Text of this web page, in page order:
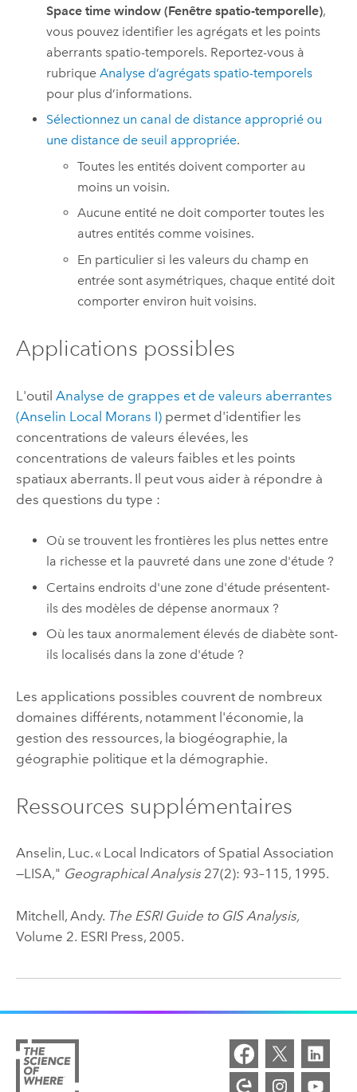
Space time window (Fenêtre spatio-temporelle),
vous pouvez identifier les agrégats et les points
aberrants spatio-temporels. Reportez-vous à
rubriqueAnalyse d’agrégats spatio-temporels
pour plus d’informations.
Sélectionnez un canal de distance approprié ou
une distance de seuil appropriée.
Toutes les entités doivent comporter au
moins un voisin.
Aucune entité ne doit comporter toutes les
autres entités comme voisines.
En particulier si les valeurs du champ en
entrée sont asymétriques, chaque entité doit
comporter environ huit voisins.
Applications possibles
L'outil Analyse de grappes et de valeurs aberrantes
(Anselin Local Morans I)permet d'identifier les
concentrations de valeurs élevées, les
concentrations de valeurs faibles et les points
spatiaux aberrants. Il peut vous aider à répondre à
des questions du type :
Où se trouvent les frontières les plus nettes entre
la richesse et la pauvreté dans une zone d'étude ?
Certains endroits d'une zone d'étude présentent-
ils des modèles de dépense anormaux ?
Où les taux anormalement élevés de diabète sont-
ils localisés dans la zone d'étude ?
Les applications possibles couvrent de nombreux
domaines différents, notamment l'économie, la
gestion des ressources, la biogéographie, la
géographie politique et la démographie.
Ressources supplémentaires
Anselin, Luc. « Local Indicators of Spatial Association
—LISA," Geographical Analysis27(2): 93–115, 1995.
Mitchell, Andy. The ESRI Guide to GIS Analysis,
Volume 2. ESRI Press, 2005.